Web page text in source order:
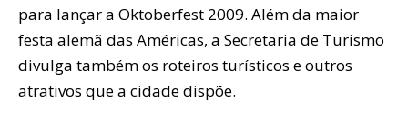
para lançar a Oktoberfest 2009. Além da maior
festa alemã das Américas, a Secretaria de Turismo
divulga também os roteiros turísticos e outros
atrativos que a cidade dispõe.